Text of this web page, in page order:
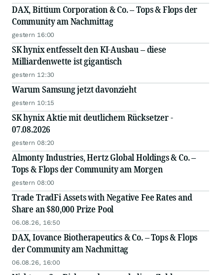
DAX, Bittium Corporation & Co. – Tops & Flops der
Community am Nachmittag
gestern 16:00
SK hynix entfesselt den KI-Ausbau – diese
Milliardenwette ist gigantisch
gestern 12:30
Warum Samsung jetzt davonzieht
gestern 10:15
SK hynix Aktie mit deutlichem Rücksetzer -
07.08.2026
gestern 08:20
Almonty Industries, Hertz Global Holdings & Co. –
Tops & Flops der Community am Morgen
gestern 08:00
Trade TradFi Assets with Negative Fee Rates and
Share an $80,000 Prize Pool
06.08.26, 16:50
DAX, Iovance Biotherapeutics & Co. – Tops & Flops
der Community am Nachmittag
06.08.26, 16:00